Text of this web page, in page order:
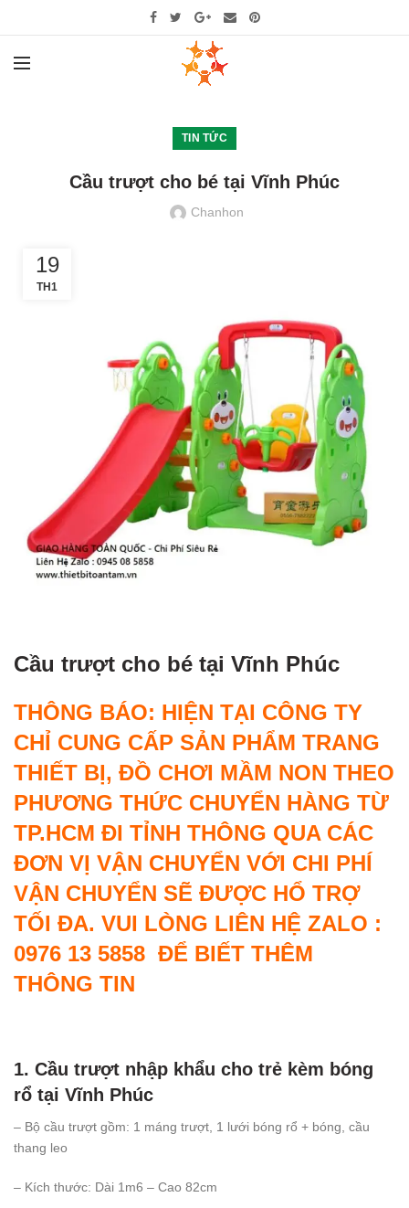
TIN TỨC
Cầu trượt cho bé tại Vĩnh Phúc
Chanhon
19
TH1
Cầu trượt cho bé tại Vĩnh Phúc
THÔNG BÁO: HIỆN TẠI CÔNG TY
CHỈ CUNG CẤP SẢN PHẨM TRANG
THIẾT BỊ, ĐỒ CHƠI MẦM NON THEO
PHƯƠNG THỨC CHUYỂN HÀNG TỪ
TP.HCM ĐI TỈNH THÔNG QUA CÁC
ĐƠN VỊ VẬN CHUYỂN VỚI CHI PHÍ
VẬN CHUYỂN SẼ ĐƯỢC HỔ TRỢ
TỐI ĐA. VUI LÒNG LIÊN HỆ ZALO :
0976 13 5858 ĐỂ BIẾT THÊM
THÔNG TIN
1. Cầu trượt nhập khẩu cho trẻ kèm bóng
rổ tại Vĩnh Phúc
– Bộ cầu trượt gồm: 1 máng trượt, 1 lưới bóng rổ + bóng, cầu
thang leo
– Kích thước: Dài 1m6 – Cao 82cm